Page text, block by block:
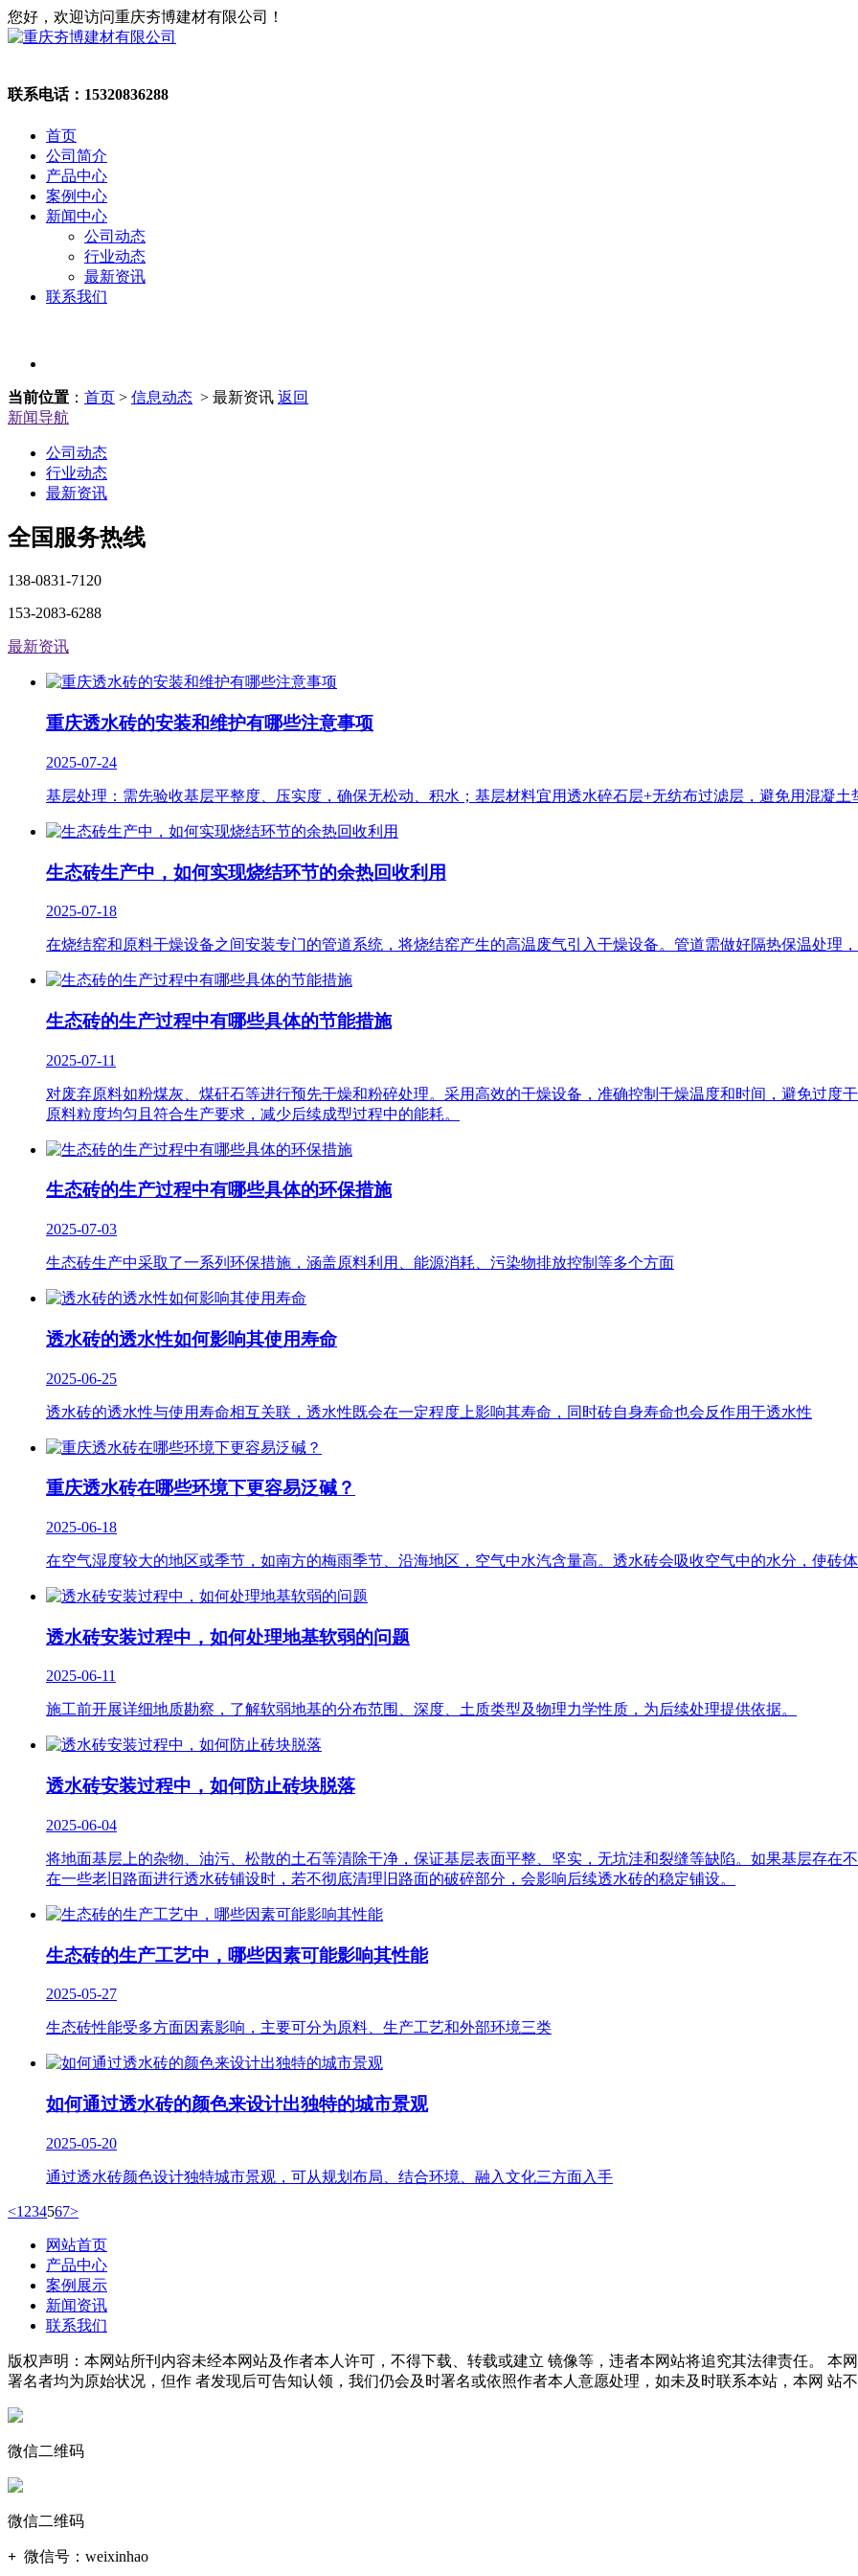
您好，欢迎访问重庆夯博建材有限公司！
联系电话： 15320836288
首页
公司简介
产品中心
案例中心
新闻中心
公司动态
行业动态
最新资讯
联系我们
当前位置 ： 首页 > 信息动态 > 最新资讯 返回
新闻导航
公司动态
行业动态
最新资讯
全国服务热线
138-0831-7120
153-2083-6288
最新资讯
重庆透水砖的安装和维护有哪些注意事项
2025-07-24
基层处理：需先验收基层平整度、压实度，确保无松动、积水；基层材料宜用透水碎石层+无纺布过滤层，避免用混凝土
生态砖生产中，如何实现烧结环节的余热回收利用
2025-07-18
在烧结窑和原料干燥设备之间安装专门的管道系统，将烧结窑产生的高温废气引入干燥设备。管道需做好隔热保温处理
生态砖的生产过程中有哪些具体的节能措施
2025-07-11
对废弃原料如粉煤灰、煤矸石等进行预先干燥和粉碎处理。采用高效的干燥设备，准确控制干燥温度和时间，避免过度
原料粒度均匀且符合生产要求，减少后续成型过程中的能耗。
生态砖的生产过程中有哪些具体的环保措施
2025-07-03
生态砖生产中采取了一系列环保措施，涵盖原料利用、能源消耗、污染物排放控制等多个方面
透水砖的透水性如何影响其使用寿命
2025-06-25
透水砖的透水性与使用寿命相互关联，透水性既会在一定程度上影响其寿命，同时砖自身寿命也会反作用于透水性
重庆透水砖在哪些环境下更容易泛碱？
2025-06-18
在空气湿度较大的地区或季节，如南方的梅雨季节、沿海地区，空气中水汽含量高。透水砖会吸收空气中的水分，使砖体
透水砖安装过程中，如何处理地基软弱的问题
2025-06-11
施工前开展详细地质勘察，了解软弱地基的分布范围、深度、土质类型及物理力学性质，为后续处理提供依据。
透水砖安装过程中，如何防止砖块脱落
2025-06-04
将地面基层上的杂物、油污、松散的土石等清除干净，保证基层表面平整、坚实，无坑洼和裂缝等缺陷。如果基层存在
在一些老旧路面进行透水砖铺设时，若不彻底清理旧路面的破碎部分，会影响后续透水砖的稳定铺设。
生态砖的生产工艺中，哪些因素可能影响其性能
2025-05-27
生态砖性能受多方面因素影响，主要可分为原料、生产工艺和外部环境三类
如何通过透水砖的颜色来设计出独特的城市景观
2025-05-20
通过透水砖颜色设计独特城市景观，可从规划布局、结合环境、融入文化三方面入手
<1 234567>
网站首页
产品中心
案例展示
新闻资讯
联系我们
版权声明：本网站所刊内容未经本网站及作者本人许可，不得下载、转载或建立 镜像等，违者本网站将追究其法律责任。 本
署名者均为原始状况，但作 者发现后可告知认领，我们仍会及时署名或依照作者本人意愿处理，如未及时联系本站，本网 站不
微信二维码
微信二维码
+ 微信号： weixinhao